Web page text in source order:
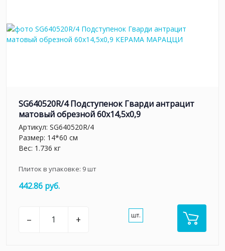
SG640520R/4 Подступенок Гварди антрацит
матовый обрезной 60x14,5x0,9
Артикул: SG640520R/4
Размер: 14*60 см
Вес: 1.736 кг
Плиток в упаковке: 9шт
442.86 руб.
– + шт.